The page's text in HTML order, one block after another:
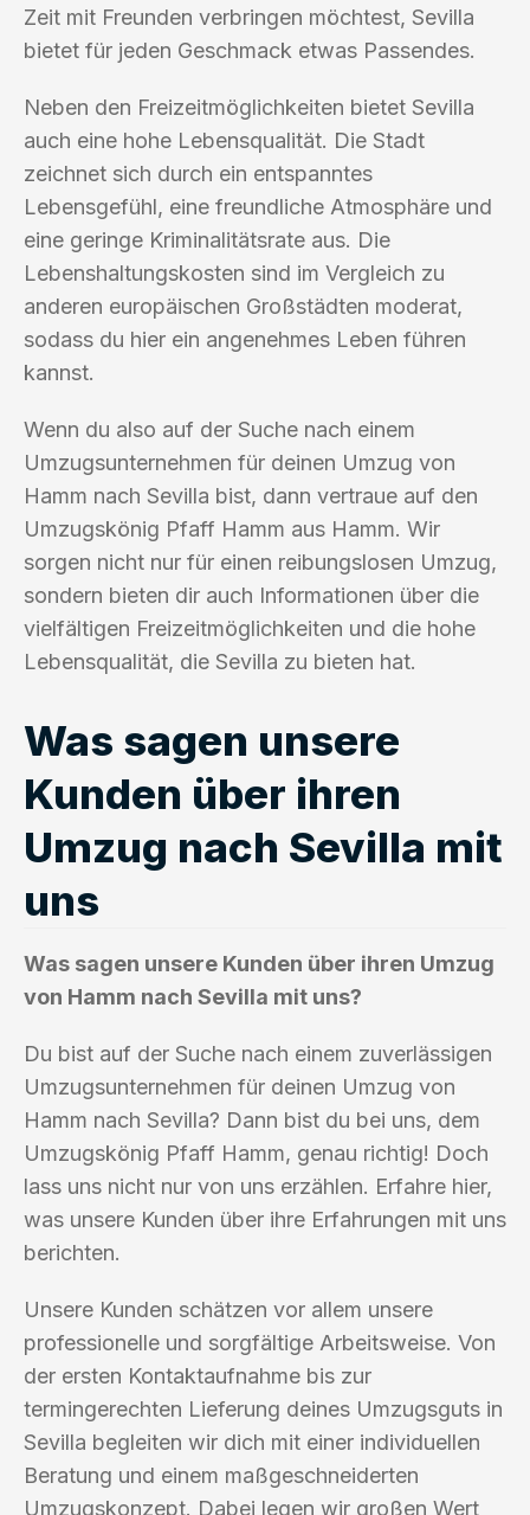
Zeit mit Freunden verbringen möchtest, Sevilla
bietet für jeden Geschmack etwas Passendes.
Neben den Freizeitmöglichkeiten bietet Sevilla
auch eine hohe Lebensqualität. Die Stadt
zeichnet sich durch ein entspanntes
Lebensgefühl, eine freundliche Atmosphäre und
eine geringe Kriminalitätsrate aus. Die
Lebenshaltungskosten sind im Vergleich zu
anderen europäischen Großstädten moderat,
sodass du hier ein angenehmes Leben führen
kannst.
Wenn du also auf der Suche nach einem
Umzugsunternehmen für deinen Umzug von
Hamm nach Sevilla bist, dann vertraue auf den
Umzugskönig Pfaff Hamm aus Hamm. Wir
sorgen nicht nur für einen reibungslosen Umzug,
sondern bieten dir auch Informationen über die
vielfältigen Freizeitmöglichkeiten und die hohe
Lebensqualität, die Sevilla zu bieten hat.
Was sagen unsere
Kunden über ihren
Umzug nach Sevilla mit
uns
Was sagen unsere Kunden über ihren Umzug
von Hamm nach Sevilla mit uns?
Du bist auf der Suche nach einem zuverlässigen
Umzugsunternehmen für deinen Umzug von
Hamm nach Sevilla? Dann bist du bei uns, dem
Umzugskönig Pfaff Hamm, genau richtig! Doch
lass uns nicht nur von uns erzählen. Erfahre hier,
was unsere Kunden über ihre Erfahrungen mit uns
berichten.
Unsere Kunden schätzen vor allem unsere
professionelle und sorgfältige Arbeitsweise. Von
der ersten Kontaktaufnahme bis zur
termingerechten Lieferung deines Umzugsguts in
Sevilla begleiten wir dich mit einer individuellen
Beratung und einem maßgeschneiderten
Umzugskonzept. Dabei legen wir großen Wert